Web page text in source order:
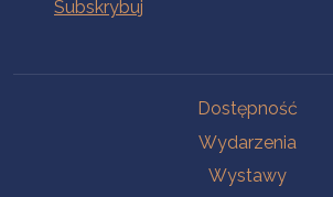
Dostępność
Wydarzenia
Wystawy